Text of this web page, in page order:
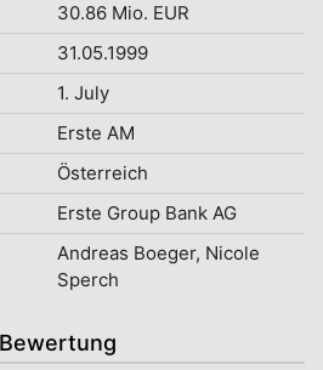
30.86 Mio. EUR
31.05.1999
1. July
Erste AM
Österreich
Erste Group Bank AG
Andreas Boeger, Nicole
Sperch